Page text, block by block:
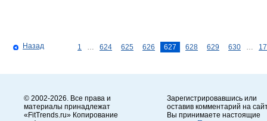
Назад 1 624 625 626 627 628 629 630
© 2002-2026. Все права и
материалы принадлежат
«FitTrends.ru» Копирование
Зарегистрировавшись или
оставив комментарий на
Вы принимаете настоящие